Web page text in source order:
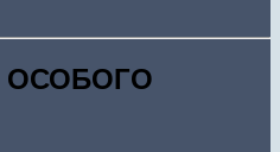
ОСОБОГО